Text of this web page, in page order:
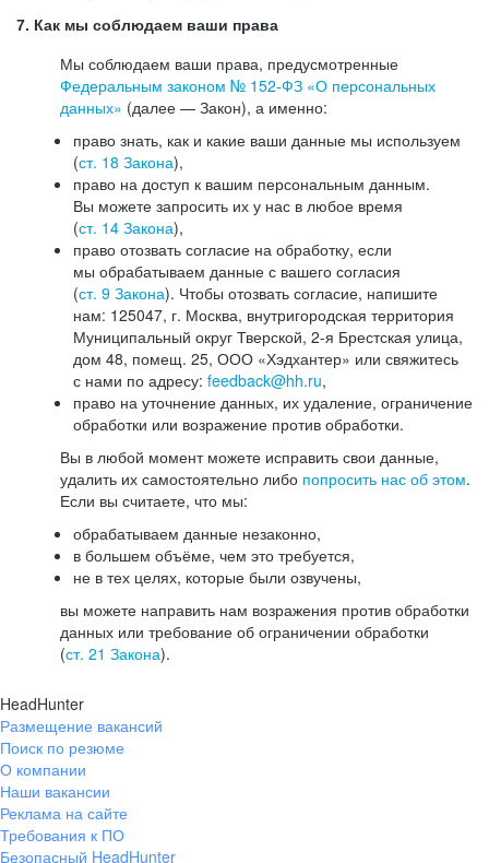
7. Как мы соблюдаем ваши права
Мы соблюдаем ваши права, предусмотренные
Федеральным законом № 152-ФЗ «О персональных
данных» (далее — Закон), а именно:
право знать, как и какие ваши данные мы используем
(ст. 18 Закона),
право на доступ к вашим персональным данным.
Вы можете запросить их у нас в любое время
(ст. 14 Закона),
право отозвать согласие на обработку, если
мы обрабатываем данные с вашего согласия
(ст. 9 Закона). Чтобы отозвать согласие, напишите
нам: 125047, г. Москва, внутригородская территория
Муниципальный округ Тверской, 2-я Брестская улица,
дом 48, помещ. 25, ООО «Хэдхантер» или свяжитесь
с нами по адресу: feedback@hh.ru,
право на уточнение данных, их удаление, ограничение
обработки или возражение против обработки.
Вы в любой момент можете исправить свои данные,
удалить их самостоятельно либо попросить нас об этом.
Если вы считаете, что мы:
обрабатываем данные незаконно,
в большем объёме, чем это требуется,
не в тех целях, которые были озвучены,
вы можете направить нам возражения против обработки
данных или требование об ограничении обработки
(ст. 21 Закона).
HeadHunter
Размещение вакансий
Поиск по резюме
О компании
Наши вакансии
Реклама на сайте
Требования к ПО
Безопасный HeadHunter